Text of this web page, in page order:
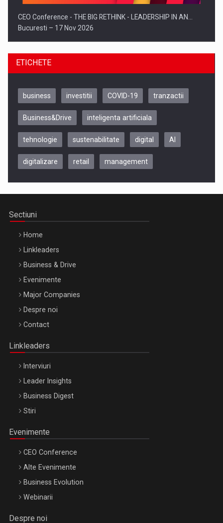
CEO Conference - THE BIG RETHINK - LEADERSHIP IN AN…
Bucuresti – 17 Nov 2026
Be Inspired. Make it Happen!, CLUJ, 9 Decembrie
Be Inspired. Make it Happen!, ARTEMIS LETO, ORADEA, 8
Octombrie
ETICHETE
business investitii COVID-19 tranzactii
Business&Drive inteligenta artificiala
tehnologie sustenabilitate digital AI
digitalizare retail management
Sectiuni
Home
Linkleaders
Business & Drive
Evenimente
Major Companies
Despre noi
Contact
Linkleaders
Interviuri
Leader Insights
Business Digest
Stiri
Evenimente
CEO Conference
Alte Evenimente
Business Evolution
Webinarii
Despre noi